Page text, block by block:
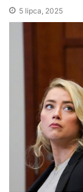
5 lipca, 2025